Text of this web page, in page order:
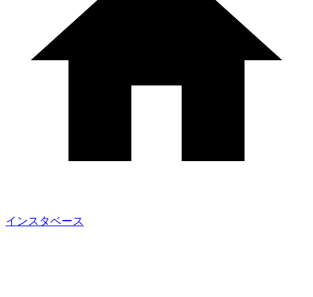
インスタベース